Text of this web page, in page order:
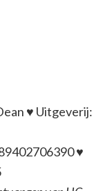
♥ Uitgeverij:
♥